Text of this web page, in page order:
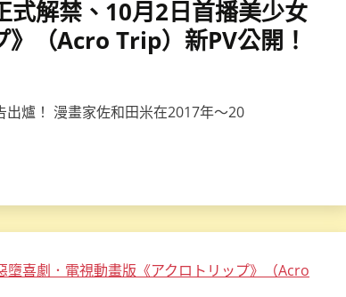
解禁、10月2日首播美少女
（Acro Trip）新PV公開！
爐！ 漫畫家佐和田米在2017年～20